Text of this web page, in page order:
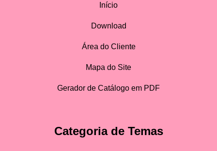
Início
Download
Área do Cliente
Mapa do Site
Gerador de Catálogo em PDF
Categoria de Temas